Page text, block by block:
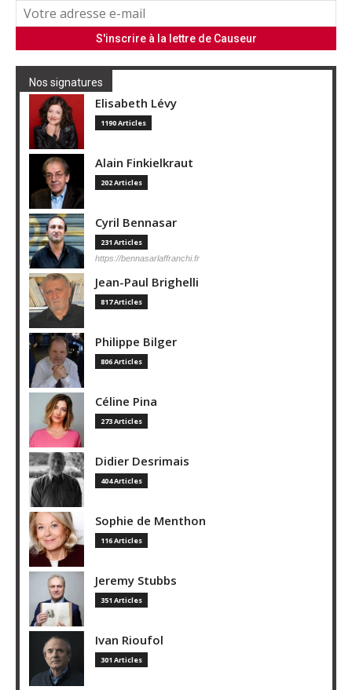
Nos signatures
Elisabeth Lévy
1190 Articles
Alain Finkielkraut
202 Articles
Cyril Bennasar
231 Articles
https://bennasarlaffranchi.fr
Jean-Paul Brighelli
817 Articles
Philippe Bilger
806 Articles
Céline Pina
273 Articles
Didier Desrimais
404 Articles
Sophie de Menthon
116 Articles
Jeremy Stubbs
351 Articles
Ivan Rioufol
301 Articles